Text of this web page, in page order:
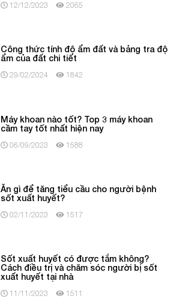
12/12/2023 2065
Công thức tính độ ẩm đất và bảng tra độ
ẩm của đất chi tiết
29/02/2024 1842
Máy khoan nào tốt? Top 3 máy khoan
cầm tay tốt nhất hiện nay
06/09/2023 1588
Ăn gì để tăng tiểu cầu cho người bệnh
sốt xuất huyết?
02/11/2023 1517
Sốt xuất huyết có được tắm không?
Cách điều trị và chăm sóc người bị sốt
xuất huyết tại nhà
11/11/2023 1511